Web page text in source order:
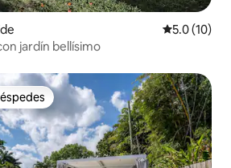
Calificación
5.0 (10)
jardín bellísimo
entre huéspedes